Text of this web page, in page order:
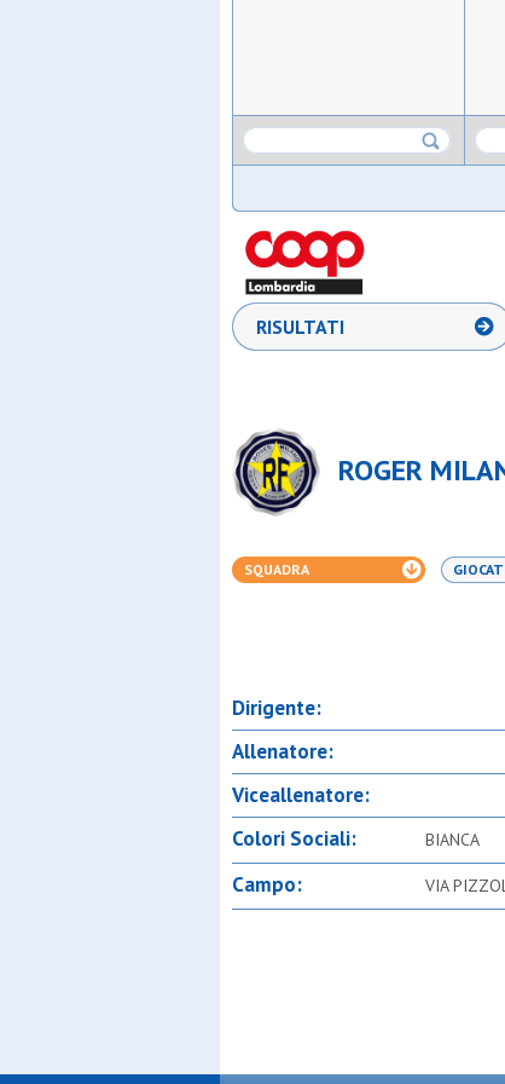
RISULTATI
ROGER
SQUADRA
Dirigente:
Allenatore:
Viceallenatore:
Colori Sociali:
BIANCA
Campo: VIA